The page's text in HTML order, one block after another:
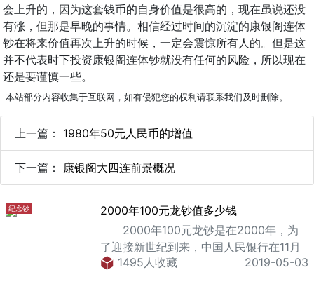
会上升的，因为这套钱币的自身价值是很高的，现在虽说还没
有涨，但那是早晚的事情。相信经过时间的沉淀的康银阁连体
钞在将来价值再次上升的时候，一定会震惊所有人的。但是这
并不代表时下投资康银阁连体钞就没有任何的风险，所以现在
还是要谨慎一些。
本站部分内容收集于互联网，如有侵犯您的权利请联系我们及时删除。
上一篇： 1980年50元人民币的增值
下一篇： 康银阁大四连前景概况
纪念钞
2000年100元龙钞值多少钱
2000年100元龙钞是在2000年，为
了迎接新世纪到来，中国人民银行在11月
28日在全国发行的一套纪念钞，这一套纪
1495人收藏 2019-05-03